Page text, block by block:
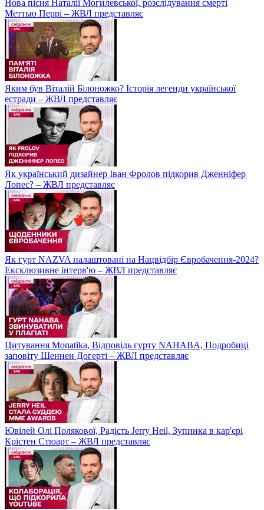
Нова пісня Наталії Могилевської, розслідування смерті
Меттью Перрі – ЖВЛ представляє
Яким був Віталій Білоножко? Історія легенди української
естради – ЖВЛ представляє
Як український дизайнер Іван Фролов підкорив Дженніфер
Лопес? – ЖВЛ представляє
Як гурт NAZVA налаштовані на Нацвідбір Євробачення-2024?
Ексклюзивне інтерв'ю – ЖВЛ представляє
Цитування Monatikа, Відповідь гурту NAHABA, Подробиці
заповіту Шеннен Догерті – ЖВЛ представляє
Ювілей Олі Полякової, Радість Jerry Heil, Зупинка в кар'єрі
Крістен Стюарт – ЖВЛ представляє